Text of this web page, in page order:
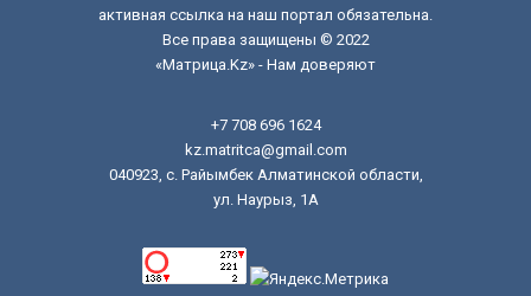
активная ссылка на наш портал обязательна.
Все права защищены © 2022
«Матрица.Kz» - Нам доверяют
+7 708 696 1624
kz.matritca@gmail.com
040923, с. Райымбек Алматинской области,
ул. Наурыз, 1А